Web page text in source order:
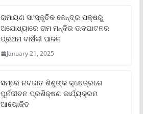
ରାମାୟଣ ସାଂସ୍କୃତିକ କେନ୍ଦ୍ର ପକ୍ଷରୁ
ଅଯୋଧ୍ୟାରେ ରାମ ମନ୍ଦିର ଉଦଘାଟନର
ପ୍ରଥମ ବାର୍ଷିକୀ ପାଳନ
January 21, 2025
ସମ୍‌ରେ ନବଜାତ ଶିଶୁଙ୍କ କ୍ଷେତ୍ରରେ
ପୁର୍ନଜୀବନ ପ୍ରଶିକ୍ଷଣ କାର୍ଯ୍ୟକ୍ରମ
ଆୟୋଜିତ